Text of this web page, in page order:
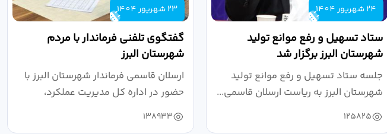
24 شهریور 1404
ستاد تسهیل و رفع موانع تولید
شهرستان البرز برگزار شد
جلسه ستاد تسهیل و رفع موانع تولید
شهرستان البرز به ریاست ارسلان قاسمی...
125825
23 شهریور 1404
گفتگوی تلفنی فرماندار با مردم
شهرستان البرز
ارسلان قاسمی فرماندار شهرستان البرز با
حضور در اداره کل مدیریت عملکرد،
بازرسی...
138933